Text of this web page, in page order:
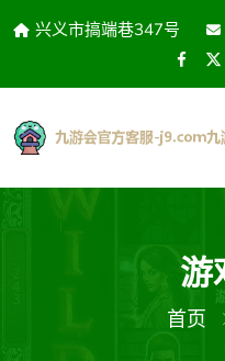
兴义市搞端巷347号
游
首页